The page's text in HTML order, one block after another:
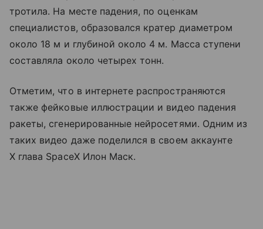
тротила. На месте падения, по оценкам
специалистов, образовался кратер диаметром
около 18 м и глубиной около 4 м. Масса ступени
составляла около четырех тонн.
Отметим, что в интернете распространяются
также фейковые иллюстрации и видео падения
ракеты, сгенерированные нейросетями. Одним из
таких видео даже поделился в своем аккаунте
X глава SpaceX Илон Маск.